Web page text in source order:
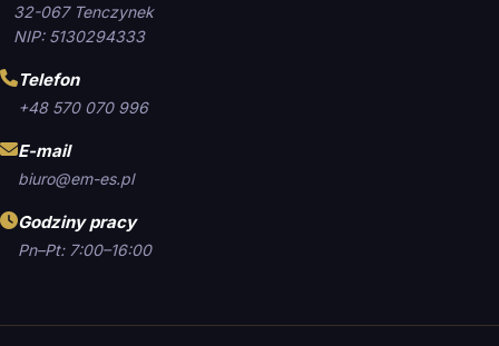
32-067 Tenczynek
NIP: 5130294333
Telefon
+48 570 070 996
E-mail
biuro@em-es.pl
Godziny pracy
Pn–Pt: 7:00–16:00